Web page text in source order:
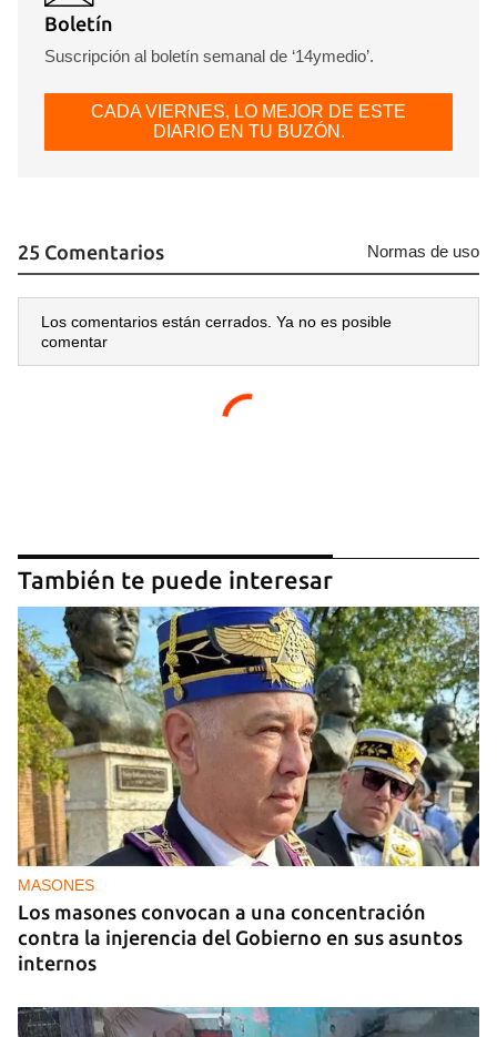
Guardar como favorito
Boletín
Suscripción al boletín semanal de ‘14ymedio’.
CADA VIERNES, LO MEJOR DE ESTE
DIARIO EN TU BUZÓN.
25 Comentarios Normas de uso
Los comentarios están cerrados. Ya no es posible
comentar
También te puede interesar
MASONES
Los masones convocan a una concentración
contra la injerencia del Gobierno en sus asuntos
internos